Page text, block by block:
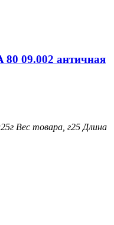
09.002 античная
25г Вес товара, г25 Длина